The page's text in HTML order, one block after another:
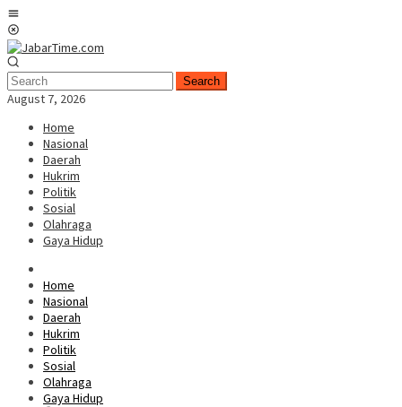
Skip
to
content
Search
August 7, 2026
Home
Nasional
Daerah
Hukrim
Politik
Sosial
Olahraga
Gaya Hidup
Home
Nasional
Daerah
Hukrim
Politik
Sosial
Olahraga
Gaya Hidup